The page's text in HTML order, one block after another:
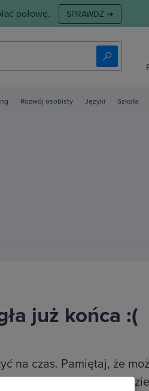
połowę. SPRAWDŹ ➜
Rozwój osobisty Języki Szkoła
już końca :(
na czas. Pamiętaj, że
, dzięku temu